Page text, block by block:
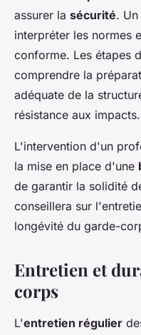
assurer la sécurité.
interpréter les normes
conforme. Les étapes
comprendre la
adéquate de la
résistance aux impacts.
L'intervention d'un
la mise en place d'une
de garantir la solidité
conseillera sur
longévité du garde-
Entretien et
corps
L'entretien régulier